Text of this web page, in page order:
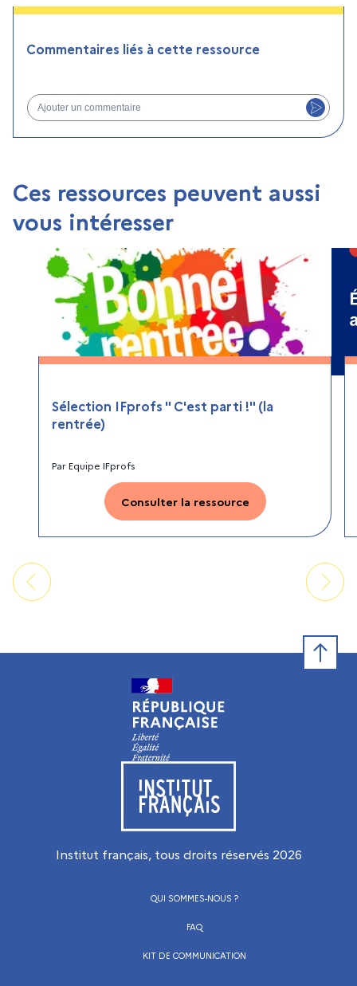
Commentaires liés à cette ressource
Ajouter un commentaire
Ces ressources peuvent aussi
vous intéresser
Sélection IFprofs " C'est parti !" (la
rentrée)
ParEquipe IFprofs
Consulter la ressource
Visiter le site de l’Institut français
Institut français, tous droits réservés 2026
QUI SOMMES-NOUS ?
FAQ
KIT DE COMMUNICATION